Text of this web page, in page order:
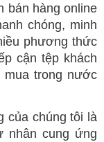
bán hàng online
chóng, minh
phương thức
cận tệp khách
trong nước
của chúng tôi là
nhân cung ứng